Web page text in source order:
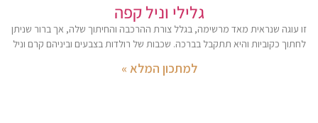
גלילי וניל קפה
זו עוגה שנראית מאד מרשימה, בגלל צורת ההרכבה והחיתוך שלה, אך ברור שניתן
לחתוך כקוביות והיא תתקבל בברכה. שכבות של רולדות בצבעים וביניהם קרם וניל
למתכון המלא »